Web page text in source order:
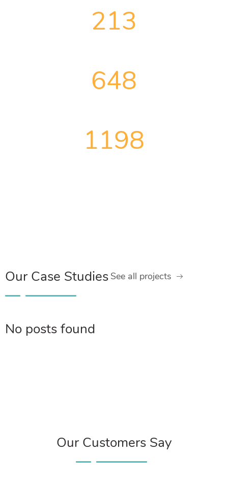
213
648
1198
Our Case Studies See all projects
No posts found
Our Customers Say